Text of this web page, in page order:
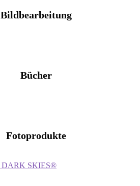
Bildbearbeitung
Bücher
Fotoprodukte